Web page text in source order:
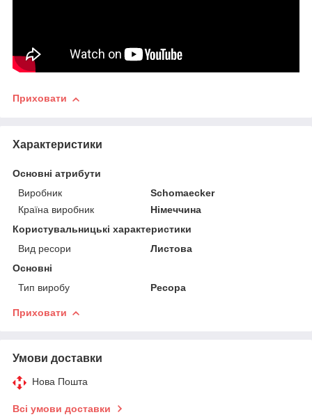
Приховати
Характеристики
Основні атрибути
Виробник
Schomaecker
Країна виробник
Німеччина
Користувальницькі характеристики
Вид ресори
Листова
Основні
Тип виробу
Ресора
Приховати
Умови доставки
Нова Пошта
Всі умови доставки